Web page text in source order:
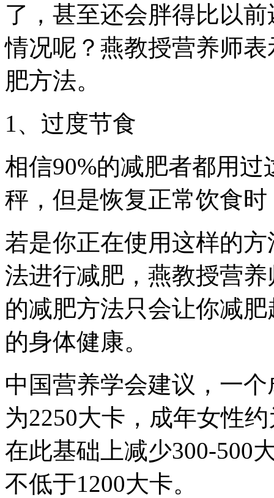
了，甚至还会胖得比以
情况呢？燕教授营养师
肥方法。
1、过度节食
相信90%的减肥者都用
秤，但是恢复正常饮食
若是你正在使用这样的
法进行减肥，燕教授营
的减肥方法只会让你减
的身体健康。
中国营养学会建议，一
为2250大卡，成年女性
在此基础上减少300-500
不低于1200大卡。